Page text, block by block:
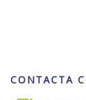
CONTACTA